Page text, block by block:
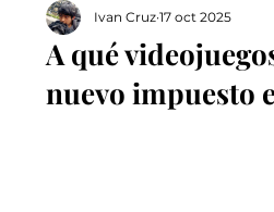
A qué
nuevo impuesto
Ivan Cruz 17 oct 2025